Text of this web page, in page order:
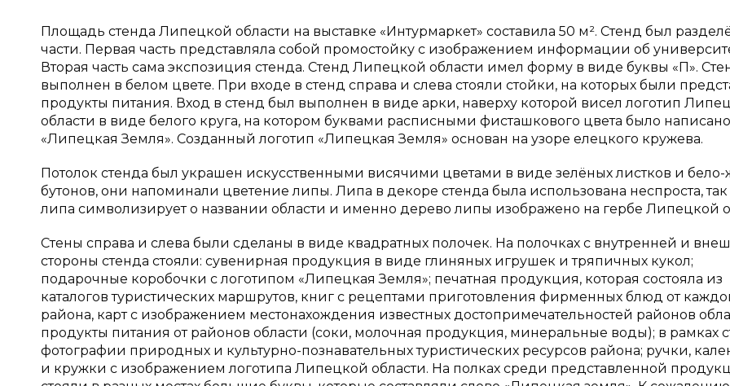
Площадь стенда Липецкой области на выставке «Интурмаркет» составила 50 м². Стенд был
части. Первая часть представляла собой промостойку с изображением информации об
Вторая часть сама экспозиция стенда. Стенд Липецкой области имел форму в виде буквы «П».
выполнен в белом цвете. При входе в стенд справа и слева стояли стойки, на которых были
продукты питания. Вход в стенд был выполнен в виде арки, наверху которой висел логотип
области в виде белого круга, на котором буквами расписными фисташкового цвета было написано
«Липецкая Земля». Созданный логотип «Липецкая Земля» основан на узоре елецкого кружева.
Потолок стенда был украшен искусственными висячими цветами в виде зелёных листков и бело-
бутонов, они напоминали цветение липы. Липа в декоре стенда была использована неспроста, так
липа символизирует о названии области и именно дерево липы изображено на гербе Липецкой
Стены справа и слева были сделаны в виде квадратных полочек. На полочках с внутренней и
стороны стенда стояли: сувенирная продукция в виде глиняных игрушек и тряпичных кукол;
подарочные коробочки с логотипом «Липецкая Земля»; печатная продукция, которая состояла из
каталогов туристических маршрутов, книг с рецептами приготовления фирменных блюд от
района, карт с изображением местонахождения известных достопримечательностей районов
продукты питания от районов области (соки, молочная продукция, минеральные воды); в рамках
фотографии природных и культурно-познавательных туристических ресурсов района; ручки,
и кружки с изображением логотипа Липецкой области. На полках среди представленной